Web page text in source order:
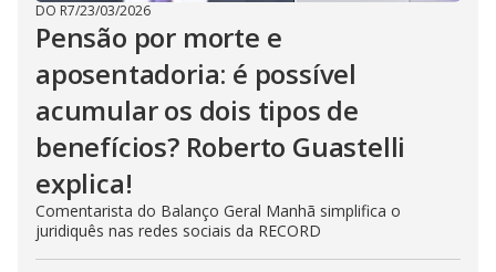
DO R7/23/03/2026
Pensão por morte e
aposentadoria: é possível
acumular os dois tipos de
benefícios? Roberto Guastelli
explica!
Comentarista do Balanço Geral Manhã simplifica o
juridiquês nas redes sociais da RECORD